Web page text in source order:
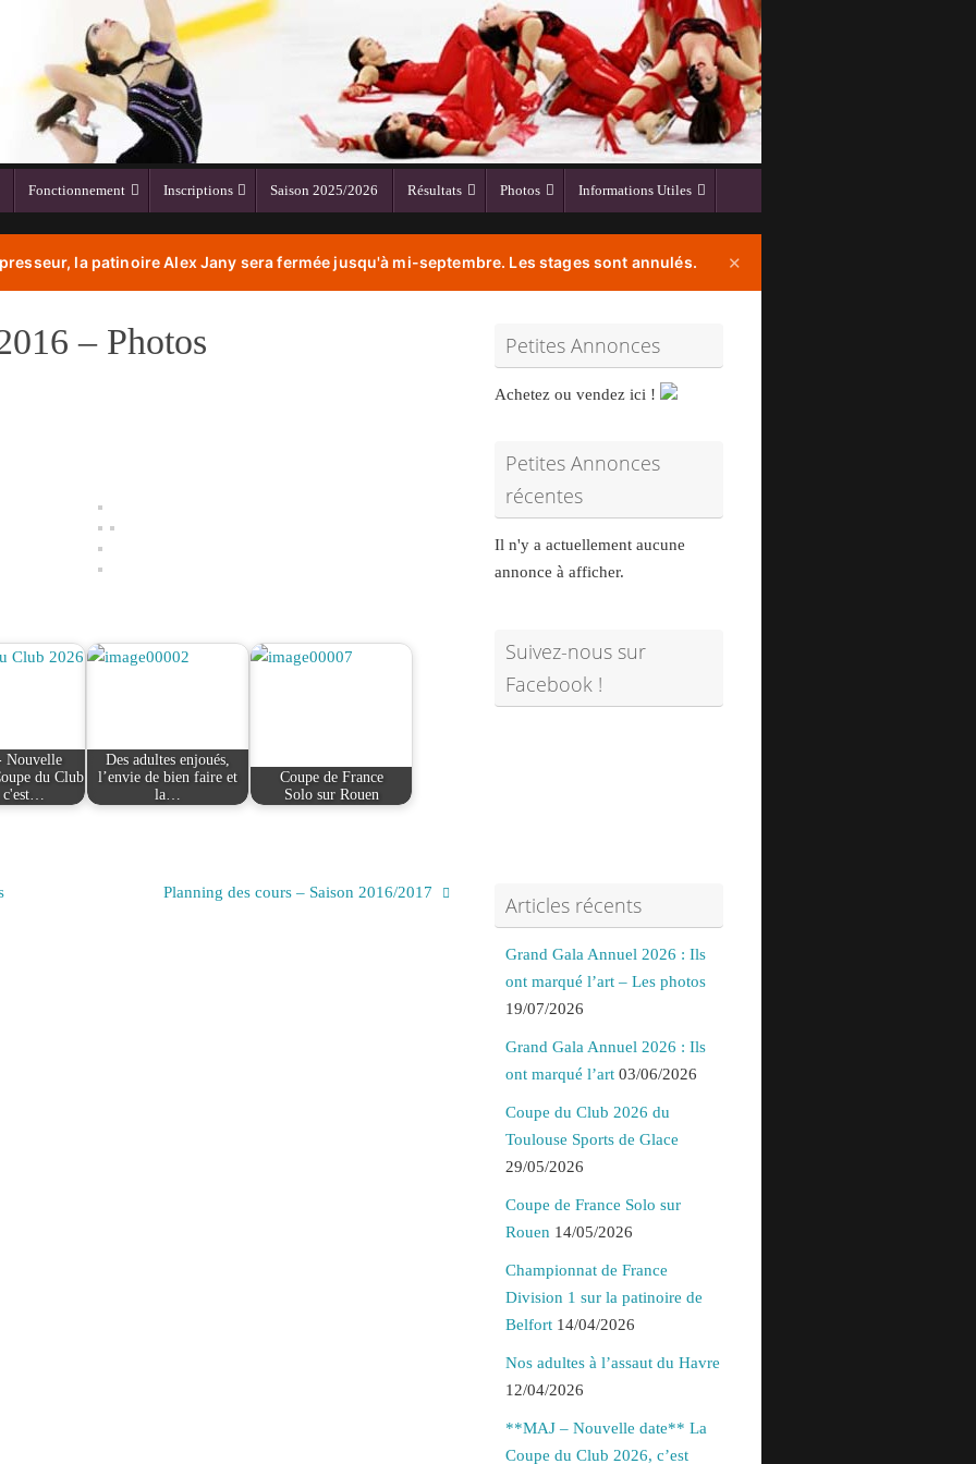
Fonctionnement Inscriptions Saison 2025/2026 Résultats Photos Informations Utiles
la patinoire Alex Jany sera fermée jusqu'à mi-septembre. Les stages sont annulés. ✕
– Photos
du Club
Des adultes enjoués,
l’envie de bien faire et
la…
Coupe de France
Solo sur Rouen
Planning des cours – Saison 2016/2017
Petites Annonces
Achetez ou vendez ici !
Petites Annonces
récentes
Il n'y a actuellement aucune
annonce à afficher.
Suivez-nous sur
Facebook !
Articles récents
Grand Gala Annuel 2026 : Ils
ont marqué l’art – Les photos
19/07/2026
Grand Gala Annuel 2026 : Ils
ont marqué l’art 03/06/2026
Coupe du Club 2026 du
Toulouse Sports de Glace
29/05/2026
Coupe de France Solo sur
Rouen 14/05/2026
Championnat de France
Division 1 sur la patinoire de
Belfort 14/04/2026
Nos adultes à l’assaut du Havre
12/04/2026
**MAJ – Nouvelle date** La
Coupe du Club 2026, c’est